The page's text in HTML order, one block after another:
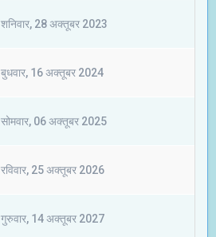
शनिवार, 28 अक्तूबर 2023
बुधवार, 16 अक्तूबर 2024
सोमवार, 06 अक्तूबर 2025
रविवार, 25 अक्तूबर 2026
गुरुवार, 14 अक्तूबर 2027